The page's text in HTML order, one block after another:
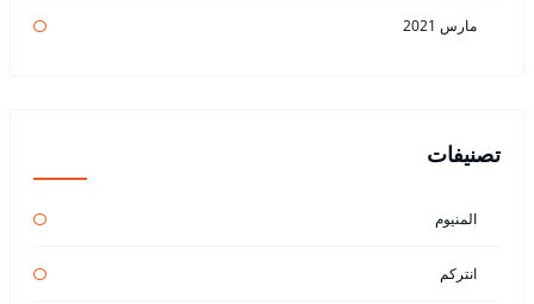
مارس 2021
تصنيفات
المنيوم
انتركم